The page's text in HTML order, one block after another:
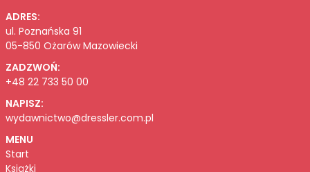
ADRES:
ul. Poznańska 91
05-850 Ożarów Mazowiecki
ZADZWOŃ:
+48 22 733 50 00
NAPISZ:
wydawnictwo@dressler.com.pl
MENU
Start
Książki